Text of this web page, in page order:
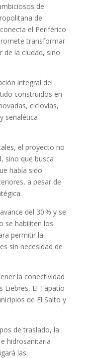
de
de
el Periférico
transformar
de la ciudad, sino
integral del
construidos en
ciclovías,
señalética
el proyecto no
sino que busca
había sido
a pesar de
del 30 % y se
se habiliten los
permitir la
sin necesidad de
la conectividad
Liebres, El Tapatío
de El Salto y
de traslado, la
hidrosanitaria
las